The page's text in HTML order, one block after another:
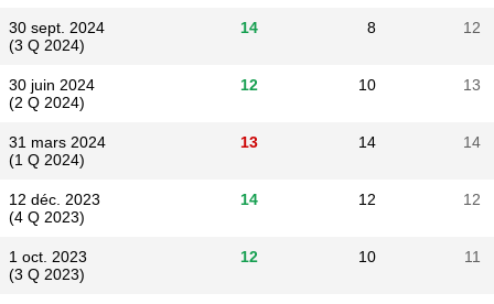
30 sept. 2024
(3 Q 2024)
14 8 12
30 juin 2024
(2 Q 2024)
12 10 13
31 mars 2024
(1 Q 2024)
13 14 14
12 déc. 2023
(4 Q 2023)
14 12 12
1 oct. 2023
(3 Q 2023)
12 10 11